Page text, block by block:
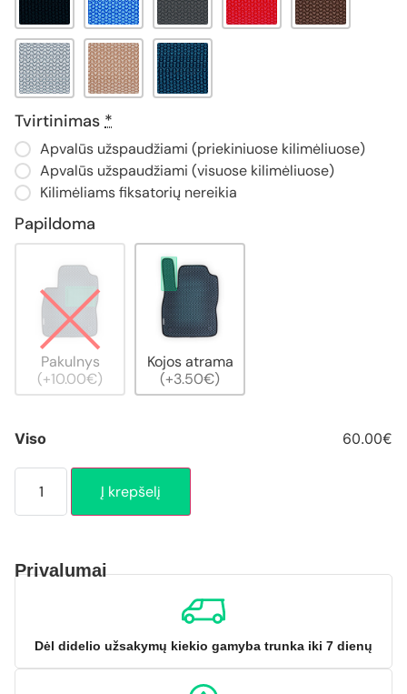
Tvirtinimas *
Apvalūs užspaudžiami (priekiniuose kilimėliuose)
Apvalūs užspaudžiami (visuose kilimėliuose)
Kilimėliams fiksatorių nereikia
Papildoma
Pakulnys
(+10.00€)
Kojos atrama
(+3.50€)
Viso 60.00€
Į krepšelį
Privalumai
Dėl didelio užsakymų kiekio gamyba trunka iki 7 dienų